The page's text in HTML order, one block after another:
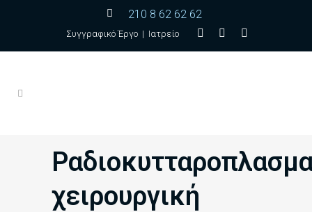
210 8 62 62 62
Συγγραφικό Έργο | Ιατρείο
χειρουργική